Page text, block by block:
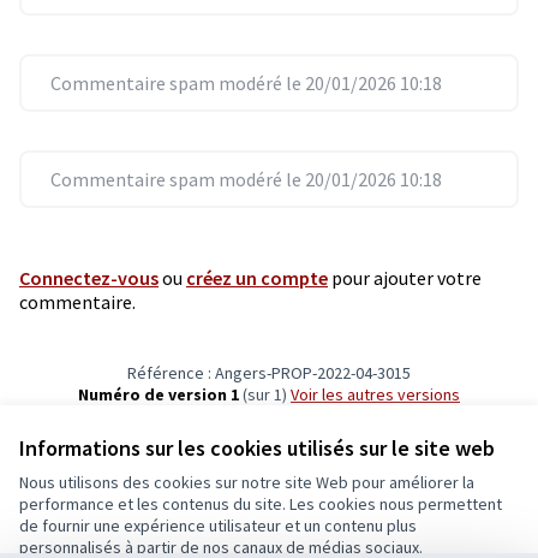
Informations sur les cookies utilisés sur le site web
Nous utilisons des cookies sur notre site Web pour améliorer la
performance et les contenus du site. Les cookies nous permettent
de fournir une expérience utilisateur et un contenu plus
personnalisés à partir de nos canaux de médias sociaux.
Commentaire spam modéré le 20/01/2026 10:18
Commentaire spam modéré le 20/01/2026 10:18
Connectez-vousou créez un compte pour ajouter votre
commentaire.
Référence : Angers-PROP-2022-04-3015
Numéro de version 1(sur 1)
voir les autres versions
Conditions d'utilisation
Paramètres des cookies
Ecrivons Angers sur X
Ecrivons Angers sur Facebook